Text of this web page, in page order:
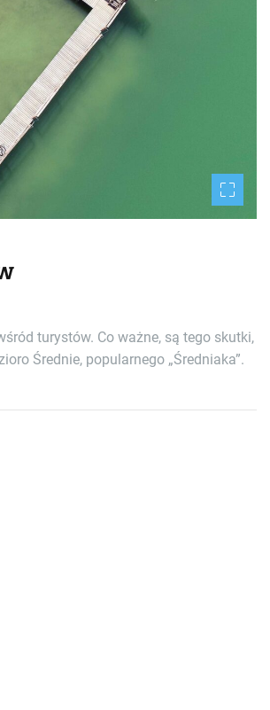
turystów. Co ważne, są tego skutki,
Średnie, popularnego „Średniaka”.